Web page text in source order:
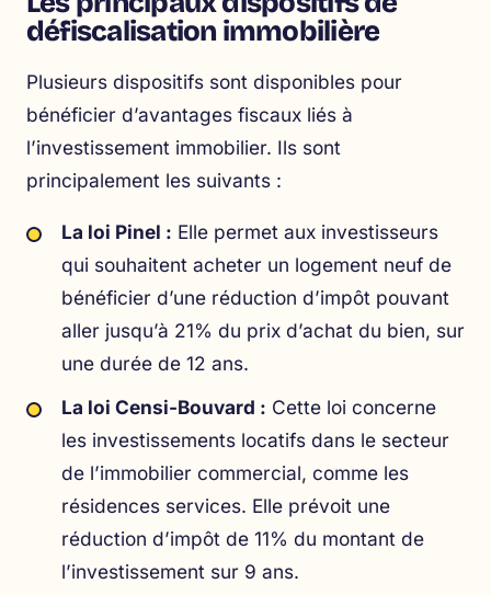
défiscalisation immobilière
Plusieurs dispositifs sont disponibles pour
bénéficier d’avantages fiscaux liés à
l’investissement immobilier. Ils sont
principalement les suivants :
La loi Pinel : Elle permet aux investisseurs
qui souhaitent acheter un logement neuf de
bénéficier d’une réduction d’impôt pouvant
aller jusqu’à 21% du prix d’achat du bien, sur
une durée de 12 ans.
La loi Censi-Bouvard : Cette loi concerne
les investissements locatifs dans le secteur
de l’immobilier commercial, comme les
résidences services. Elle prévoit une
réduction d’impôt de 11% du montant de
l’investissement sur 9 ans.